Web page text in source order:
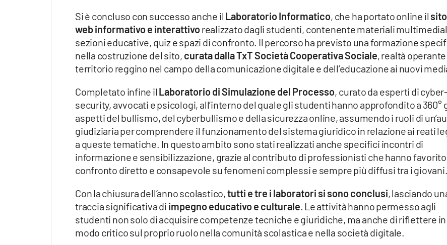
Vai
Si è concluso con successo anche il Laboratorio Informatico, che ha portato online il sito
web informativo e interattivorealizzato dagli studenti, contenente materiali
sezioni educative, quiz e spazi di confronto. Il percorso ha previsto una formazione
nella costruzione del sito, curata dalla TxT Società Cooperativa Sociale, realtà
territorio reggino nel campo della comunicazione digitale e dell’educazione ai nuovi
Completato infine il Laboratorio di Simulazione del Processo, curato da esperti di cyber-
security, avvocati e psicologi, all’interno del quale gli studenti hanno approfondito a 360°
aspetti del bullismo, del cyberbullismo e della sicurezza online, assumendo i ruoli di
giudiziaria per comprendere il funzionamento del sistema giuridico in relazione ai reati
a queste tematiche. In questo ambito sono stati realizzati anche specifici incontri di
informazione e sensibilizzazione, grazie al contributo di professionisti che hanno
confronto diretto e consapevole su fenomeni complessi e sempre più diffusi tra i giovani.
Con la chiusura dell’anno scolastico,tutti e tre i laboratori si sono conclusi, lasciando
traccia significativa di impegno educativo e culturale. Le attività hanno permesso agli
studenti non solo di acquisire competenze tecniche e giuridiche, ma anche di riflettere in
modo critico sul proprio ruolo nella comunità scolastica e nella società digitale.